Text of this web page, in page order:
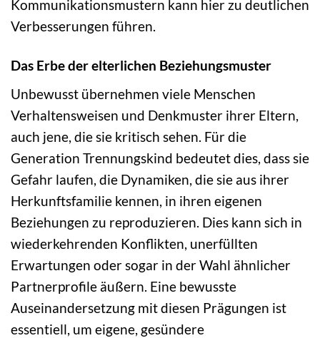
Kommunikationsmustern kann hier zu deutlichen
Verbesserungen führen.
Das Erbe der elterlichen Beziehungsmuster
Unbewusst übernehmen viele Menschen
Verhaltensweisen und Denkmuster ihrer Eltern,
auch jene, die sie kritisch sehen. Für die
Generation Trennungskind bedeutet dies, dass sie
Gefahr laufen, die Dynamiken, die sie aus ihrer
Herkunftsfamilie kennen, in ihren eigenen
Beziehungen zu reproduzieren. Dies kann sich in
wiederkehrenden Konflikten, unerfüllten
Erwartungen oder sogar in der Wahl ähnlicher
Partnerprofile äußern. Eine bewusste
Auseinandersetzung mit diesen Prägungen ist
essentiell, um eigene, gesündere